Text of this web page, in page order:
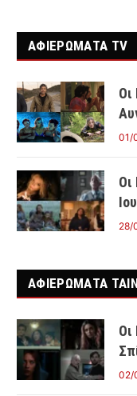
ΑΦΙΕΡΩΜΑΤΑ TV
Οι
01/
Οι
28/
ΑΦΙΕΡΩΜΑΤΑ
Οι
02/